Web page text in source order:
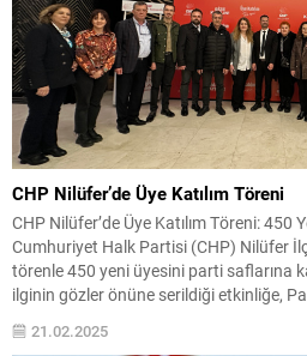
CHP Nilüfer’de Üye Katılım Töreni
CHP Nilüfer’de Üye Katılım Töreni: 450
Cumhuriyet Halk Partisi (CHP) Nilüfer
törenle 450 yeni üyesini parti saflarına
ilginin gözler önüne serildiği etkinliğe,
CHP Bursa İl Başkanı Nihat Yeşiltaş,
Başkanı...
21.02.2025